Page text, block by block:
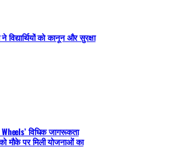
को कानून और सुरक्षा
विधिक जागरूकता
मौके पर मिली योजनाओं का